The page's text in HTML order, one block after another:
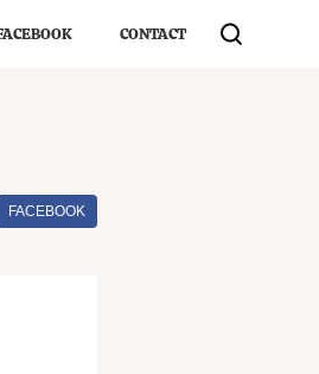
CONTACT
FACEBOOK